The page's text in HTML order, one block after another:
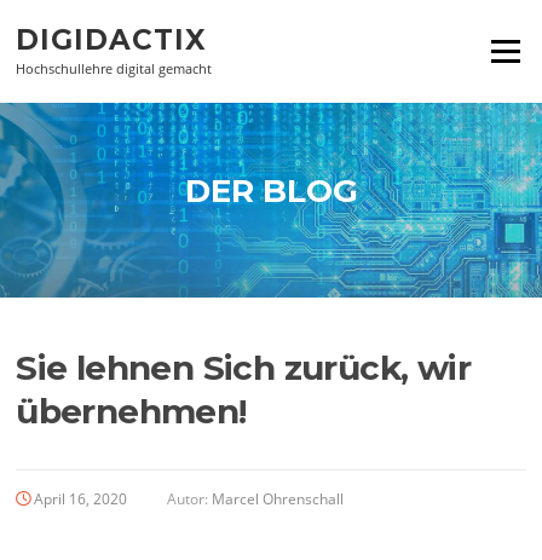
Inhalt
springen
DIGIDACTIX
Hochschullehre digital gemacht
Menü
DER BLOG
Sie lehnen Sich zurück, wir
übernehmen!
April 16, 2020 Autor: Marcel Ohrenschall